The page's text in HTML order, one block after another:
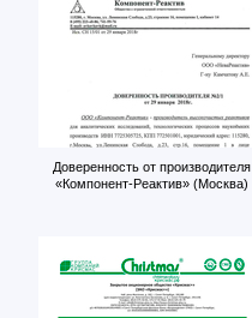
Доверенность от производителя
«Компонент-Реактив» (Москва)